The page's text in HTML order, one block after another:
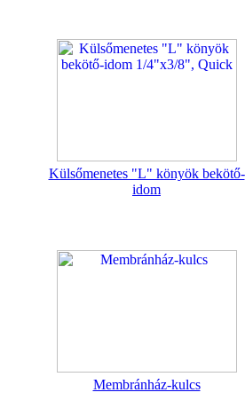
Külsőmenetes "L" könyök bekötő-
idom
Membránház-kulcs